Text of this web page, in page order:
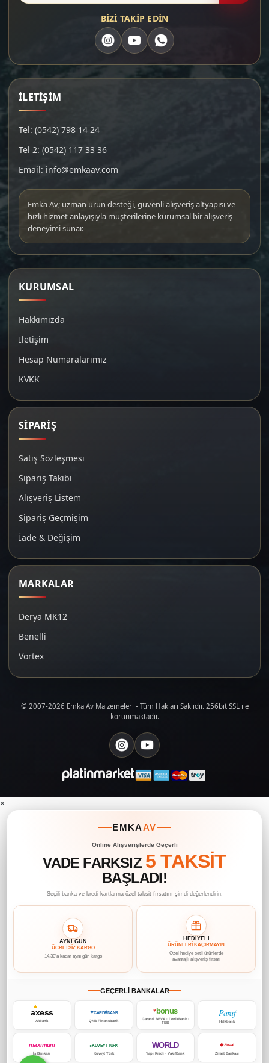
BİZİ TAKİP EDİN
İLETİŞİM
Tel: (0542) 798 14 24
Tel 2: (0542) 117 33 36
Email: info@emkaav.com
Emka Av; uzman ürün desteği, güvenli alışveriş altyapısı ve
hızlı hizmet anlayışıyla müşterilerine kurumsal bir alışveriş
deneyimi sunar.
KURUMSAL
Hakkımızda
İletişim
Hesap Numaralarımız
KVKK
SİPARİŞ
Satış Sözleşmesi
Sipariş Takibi
Alışveriş Listem
Sipariş Geçmişim
İade & Değişim
MARKALAR
Derya MK12
Benelli
Vortex
© 2007-2026 Emka Av Malzemeleri - Tüm Hakları Saklıdır. 256bit SSL ile
korunmaktadır.
×
EMKAAV
Online Alışverişlerde Geçerli
VADE FARKSIZ 5 TAKSİT
BAŞLADI!
Seçili banka ve kredi kartlarına özel taksit fırsatını şimdi değerlendirin.
AYNI GÜN
ÜCRETSİZ KARGO
14.30’a kadar aynı gün kargo
HEDİYELİ
ÜRÜNLERİ KAÇIRMAYIN
Özel hediye setli ürünlerde
avantajlı alışveriş fırsatı
GEÇERLİ BANKALAR
axess
Akbank
✦CARDFİNANS
QNB Finansbank
♥bonus
Garanti BBVA · DenizBank ·
TEB
Paraf
Halkbank
maximum
İş Bankası
● KUVEYT TÜRK
Kuveyt Türk
WORLD
Yapı Kredi · VakıfBank
◆ Ziraat
Ziraat Bankası